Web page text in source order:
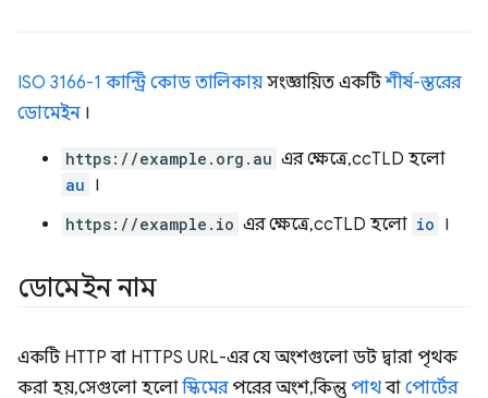
ISO 3166-1 কান্ট্রি কোড তালিকায় সংজ্ঞায়িত একটিশীর্ষ-স্তরের
ডোমেইন।
https://example.org.au এর ক্ষেত্রে, ccTLD হলো
au ।
https://example.io এর ক্ষেত্রে, ccTLD হলো io ।
ডোমেইন নাম
একটি HTTP বা HTTPS URL-এর যে অংশগুলো ডট দ্বারা পৃথক
করা হয়, সেগুলো হলোস্কিমেরপরের অংশ, কিন্তু পাথবা পোর্টের